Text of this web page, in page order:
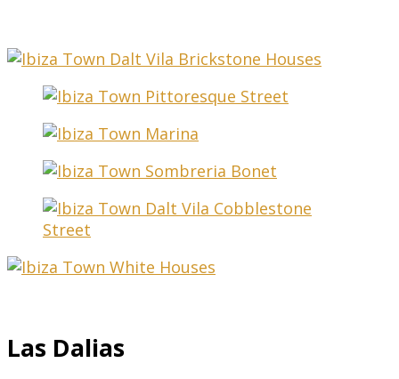
Las Dalias